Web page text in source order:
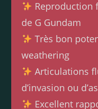
Reproduction
de G Gundam
Très bon
weathering
Articulations
d’invasion ou
Excellent